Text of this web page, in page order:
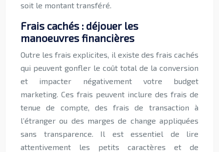
soit le montant transféré.
Frais cachés : déjouer les
manoeuvres financières
Outre les frais explicites, il existe des frais cachés
qui peuvent gonfler le coût total de la conversion
et impacter négativement votre budget
marketing. Ces frais peuvent inclure des frais de
tenue de compte, des frais de transaction à
l’étranger ou des marges de change appliquées
sans transparence. Il est essentiel de lire
attentivement les petits caractères et de